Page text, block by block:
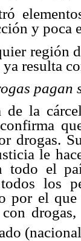
y poca
región
resulta
pagan
de la
drogas.
le
todo el
los
por el que
con